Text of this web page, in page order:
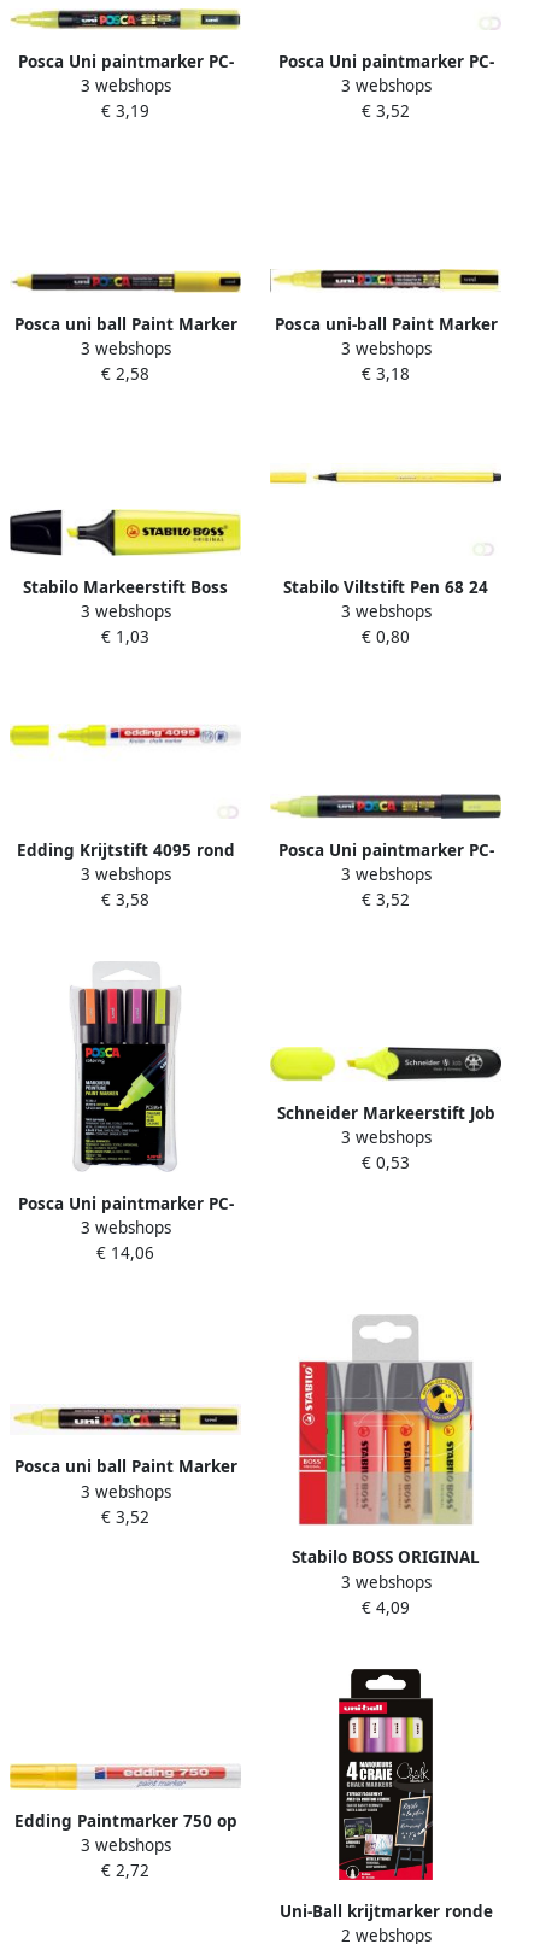
Posca Uni paintmarker PC-
3ML 1 5 mm glitter geel
3 webshops
€ 3,19
Posca Uni paintmarker PC-
5M 1 8 2 5 mm abrikoos
3 webshops
€ 3,52
Posca uni ball Paint Marker
op waterbasis PC 1MR geel
3 webshops
€ 2,58
Posca uni-ball Paint Marker
op waterbasis PC-3M geel
3 webshops
€ 3,18
Stabilo Markeerstift Boss
Original 70 24 geel
3 webshops
€ 1,03
Stabilo Viltstift Pen 68 24
medium citroengeel
3 webshops
€ 0,80
Edding Krijtstift 4095 rond
neon geel 2 3mm
3 webshops
€ 3,58
Posca Uni paintmarker PC-
5M 1 8 2 5 mm fluo geel
3 webshops
€ 3,52
Posca Uni paintmarker PC-
5M 1 8 2 5 mm etui van 4
stuks in geassorteerde fluo
3 webshops
€ 14,06
Schneider Markeerstift Job
150 universeel geel
3 webshops
€ 0,53
Posca uni ball Paint Marker
op waterbasis PC 5M geel
3 webshops
€ 3,52
Stabilo BOSS ORIGINAL
markeerstift etui van 4
stuks in geassorteerde
3 webshops
€ 4,09
Edding Paintmarker 750 op
oliebasis 2-4mm geel
3 webshops
€ 2,72
Uni-Ball krijtmarker ronde
punt 1 8 2 5 mm etui van 4
2 webshops